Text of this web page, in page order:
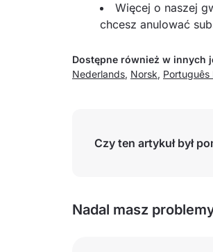
Więcej o naszej
chcesz anulować
Dostępne również w innych
Nederlands, Norsk, Português
Czy ten artykuł był
Nadal masz